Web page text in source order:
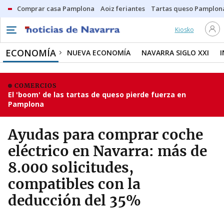
Comprar casa Pamplona Aoiz feriantes Tartas queso
Kiosko
ECONOMÍA NUEVA ECONOMÍA NAVARRA SIGLO XXI
COMERCIOS
El 'boom' de las tartas de queso pierde fuerza en
Pamplona
Ayudas para comprar coche
eléctrico en Navarra: más de
8.000 solicitudes,
compatibles con la
deducción del 35%